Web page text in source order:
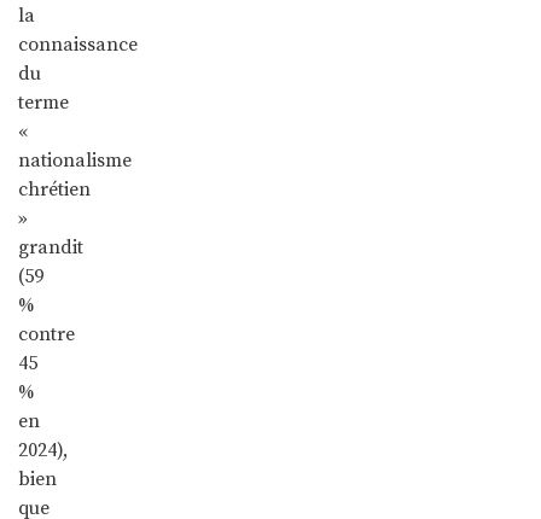
la
connaissance
du
terme
«
nationalisme
chrétien
»
grandit
(59
%
contre
45
%
en
2024),
bien
que